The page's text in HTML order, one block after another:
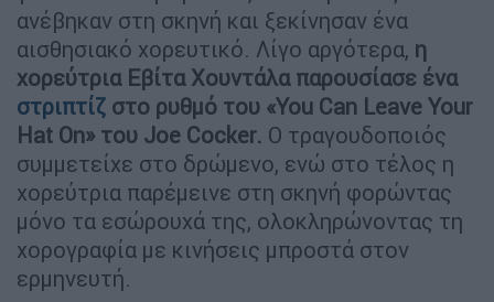
ανέβηκαν στη σκηνή και ξεκίνησαν ένα
αισθησιακό χορευτικό. Λίγο αργότερα, η
χορεύτρια Εβίτα Χουντάλα παρουσίασε ένα
στριπτίζ στο ρυθμό του «You Can Leave Your
Hat On» του Joe Cocker. Ο τραγουδοποιός
συμμετείχε στο δρώμενο, ενώ στο τέλος η
χορεύτρια παρέμεινε στη σκηνή φορώντας
μόνο τα εσώρουχά της, ολοκληρώνοντας τη
χορογραφία με κινήσεις μπροστά στον
ερμηνευτή.